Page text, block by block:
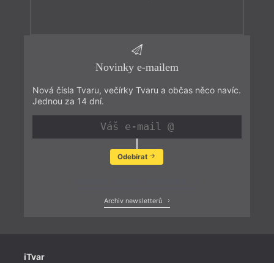
Novinky e-mailem
Nová čísla Tvaru, večírky Tvaru a občas něco navíc.
Jednou za 14 dní.
Odebírat
Archiv newsletterů
iTvar